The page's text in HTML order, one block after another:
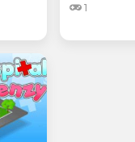
1